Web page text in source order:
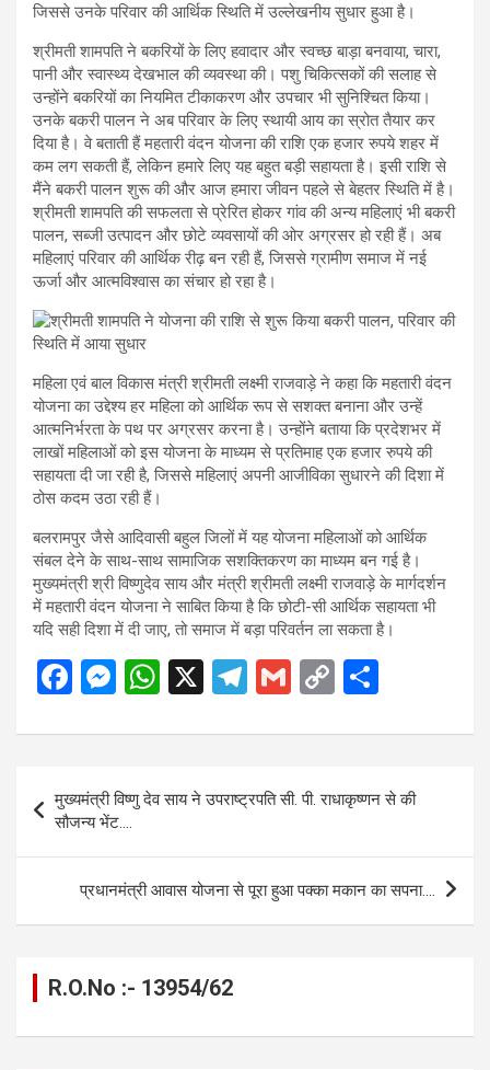
जिससे उनके परिवार की आर्थिक स्थिति में उल्लेखनीय सुधार हुआ है।
श्रीमती शामपति ने बकरियों के लिए हवादार और स्वच्छ बाड़ा बनवाया, चारा,
पानी और स्वास्थ्य देखभाल की व्यवस्था की। पशु चिकित्सकों की सलाह से
उन्होंने बकरियों का नियमित टीकाकरण और उपचार भी सुनिश्चित किया।
उनके बकरी पालन ने अब परिवार के लिए स्थायी आय का स्रोत तैयार कर
दिया है। वे बताती हैं महतारी वंदन योजना की राशि एक हजार रुपये शहर में
कम लग सकती हैं, लेकिन हमारे लिए यह बहुत बड़ी सहायता है। इसी राशि से
मैंने बकरी पालन शुरू की और आज हमारा जीवन पहले से बेहतर स्थिति में है।
श्रीमती शामपति की सफलता से प्रेरित होकर गांव की अन्य महिलाएं भी बकरी
पालन, सब्जी उत्पादन और छोटे व्यवसायों की ओर अग्रसर हो रही हैं। अब
महिलाएं परिवार की आर्थिक रीढ़ बन रही हैं, जिससे ग्रामीण समाज में नई
ऊर्जा और आत्मविश्वास का संचार हो रहा है।
महिला एवं बाल विकास मंत्री श्रीमती लक्ष्मी राजवाड़े ने कहा कि महतारी वंदन
योजना का उद्देश्य हर महिला को आर्थिक रूप से सशक्त बनाना और उन्हें
आत्मनिर्भरता के पथ पर अग्रसर करना है। उन्होंने बताया कि प्रदेशभर में
लाखों महिलाओं को इस योजना के माध्यम से प्रतिमाह एक हजार रुपये की
सहायता दी जा रही है, जिससे महिलाएं अपनी आजीविका सुधारने की दिशा में
ठोस कदम उठा रही हैं।
बलरामपुर जैसे आदिवासी बहुल जिलों में यह योजना महिलाओं को आर्थिक
संबल देने के साथ-साथ सामाजिक सशक्तिकरण का माध्यम बन गई है।
मुख्यमंत्री श्री विष्णुदेव साय और मंत्री श्रीमती लक्ष्मी राजवाड़े के मार्गदर्शन
में महतारी वंदन योजना ने साबित किया है कि छोटी-सी आर्थिक सहायता भी
यदि सही दिशा में दी जाए, तो समाज में बड़ा परिवर्तन ला सकता है।
F
ce
b
o
o
k
M
se
n
g
er
W
at
A
p
p
X
T
e
gr
a
m
G
ail
C
py
n
k
ar
e
navigation
मुख्यमंत्री विष्णु देव साय ने उपराष्ट्रपति सी. पी. राधाकृष्णन से की
सौजन्य भेंट….
प्रधानमंत्री आवास योजना से पूरा हुआ पक्का मकान का सपना….
R.O.No :- 13954/62